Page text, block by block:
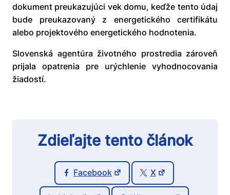
dokument preukazujúci vek domu, keďže tento údaj
bude preukazovaný z energetického certifikátu
alebo projektového energetického hodnotenia.
Slovenská agentúra životného prostredia zároveň
prijala opatrenia pre urýchlenie vyhodnocovania
žiadostí.
Zdieľajte tento článok
Facebook X